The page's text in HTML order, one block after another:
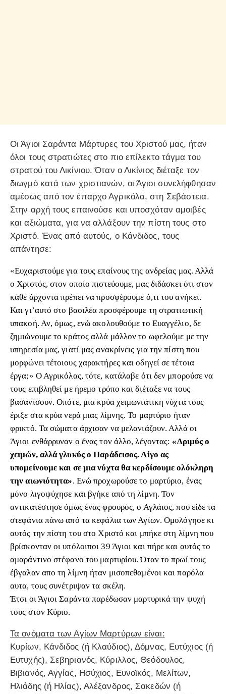
Οι Άγιοι Σαράντα Μάρτυρες του Χριστού μας, ήταν
όλοι τους στρατιώτες στο πιο επίλεκτο τάγμα του
στρατού του Λικίνιου. Όταν ο Λικίνιος διέταξε τον
διωγμό κατά των χριστιανών, οι Άγιοι συνελήφθησαν
αμέσως από τον έπαρχο Αγρικόλα, στη Σεβάστεια.
Στην αρχή τους επαινούσε και υποσχόταν αμοιβές
και αξιώματα, για να αλλάξουν την πίστη τους στο
Χριστό. Ένας από αυτούς, ο Κάνδιδος, τους
απάντησε:
«Ευχαριστούμε για τους επαίνους της ανδρείας μας. Αλλά
ο Χριστός, στον οποίο πιστεύουμε, μας διδάσκει ότι στον
κάθε άρχοντα πρέπει να προσφέρουμε ό,τι του ανήκει.
Και γι’αυτό στο βασιλέα προσφέρουμε τη στρατιωτική
υπακοή. Αν, όμως, ενώ ακολουθούμε το Ευαγγέλιο, δε
ζημιώνουμε το κράτος αλλά μάλλον το ωφελούμε με την
υπηρεσία μας, γιατί μας ανακρίνεις για την πίστη που
μορφώνει τέτοιους χαρακτήρες και οδηγεί σε τέτοια
έργα;» Ο Αγρικόλας, τότε, κατάλαβε ότι δεν μπορούσε να
τους επιβληθεί με ήρεμο τρόπο και διέταξε να τους
βασανίσουν. Οπότε, μια κρύα χειμωνιάτικη νύχτα τους
έριξε στα κρύα νερά μιας λίμνης. Το μαρτύριο ήταν
φρικτό. Τα σώματα άρχισαν να μελανιάζουν. Αλλά οι
Άγιοι ενθάρρυναν ο ένας τον άλλο, λέγοντας: «Δριμύς ο
χειμών, αλλά γλυκύς ο Παράδεισος. Λίγο ας
υπομείνουμε και σε μια νύχτα θα κερδίσουμε ολόκληρη
την αιωνιότητα». Ενώ προχωρούσε το μαρτύριο, ένας
μόνο λιγοψύχησε και βγήκε από τη λίμνη. Τον
αντικατέστησε όμως ένας φρουρός, ο Αγλάιος, που είδε τα
στεφάνια πάνω από τα κεφάλια των Αγίων. Ομολόγησε κι
αυτός την πίστη του στο Χριστό και μπήκε στη λίμνη που
βρίσκονταν οι υπόλοιποι 39 Άγιοι και πήρε και αυτός το
αμαράντινο στέφανο του μαρτυρίου. Όταν το πρωί τους
έβγαλαν απο τη λίμνη ήταν μισοπεθαμένοι και παρόλα
αυτα, τους συνέτριψαν τα σκέλη.
Έτσι οι Άγιοι Σαράντα παρέδωσαν μαρτυρικά την ψυχή
τους στον Κύριο.
Τα ονόματα των Αγίων Μαρτύρων είναι:
Κυρίων, Κάνδιδος (ή Κλαύδιος), Δόμνας, Ευτύχιος (ή
Ευτυχής), Σεβηριανός, Κύριλλος, Θεόδουλος,
Βιβιανός, Αγγίας, Ησύχιος, Ευνοϊκός, Μελίτων,
Ηλιάδης (ή Ηλίας), Αλέξανδρος, Σακεδών (ή